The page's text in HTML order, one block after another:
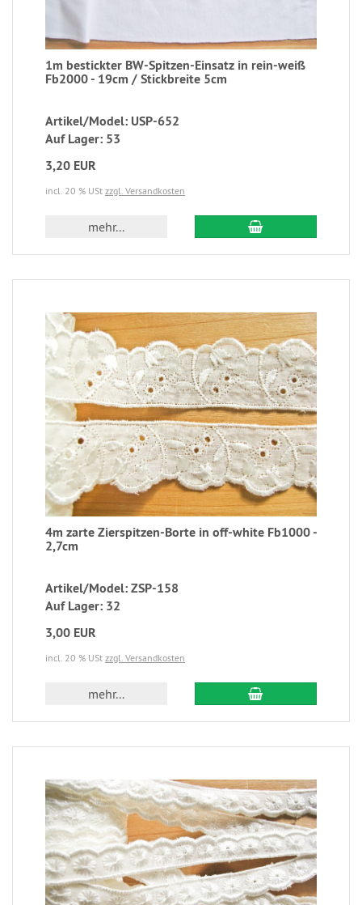
1m bestickter BW-Spitzen-Einsatz in rein-weiß
Fb2000 - 19cm / Stickbreite 5cm
Artikel/Model: USP-652
Auf Lager: 53
3,20 EUR
incl. 20 % USt zzgl. Versandkosten
mehr...
4m zarte Zierspitzen-Borte in off-white Fb1000 -
2,7cm
Artikel/Model: ZSP-158
Auf Lager: 32
3,00 EUR
incl. 20 % USt zzgl. Versandkosten
mehr...